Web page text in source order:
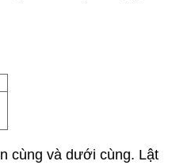
cùng và dưới cùng. Lật